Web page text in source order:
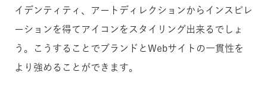
イデンティティ、アートディレクションからインスピレ
ーションを得てアイコンをスタイリング出来るでしょ
う。こうすることでブランドとWebサイトの一貫性を
より強めることができます。